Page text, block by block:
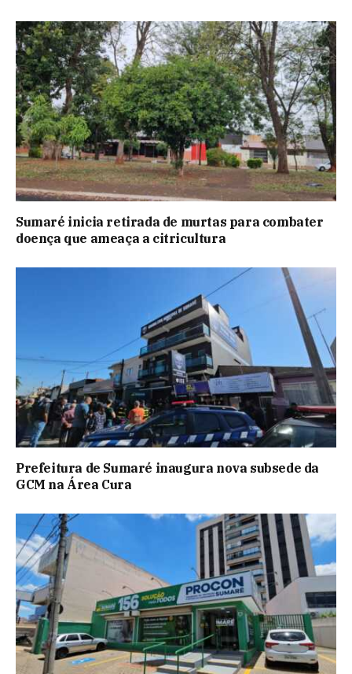
Sumaré inicia retirada de murtas para combater
doença que ameaça a citricultura
Prefeitura de Sumaré inaugura nova subsede da
GCM na Área Cura